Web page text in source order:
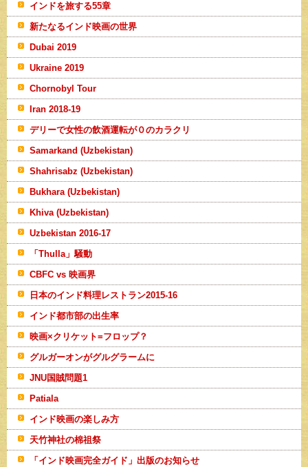
インドを旅する55章
新たなるインド映画の世界
Dubai 2019
Ukraine 2019
Chornobyl Tour
Iran 2018-19
デリーで女性の飲酒運転が０のカラクリ
Samarkand (Uzbekistan)
Shahrisabz (Uzbekistan)
Bukhara (Uzbekistan)
Khiva (Uzbekistan)
Uzbekistan 2016-17
「Thulla」騒動
CBFC vs 映画界
日本のインド料理レストラン2015-16
インド都市部の出生率
映画×クリケット=フロップ？
グルガーオンがグルグラームに
JNU国賊問題1
Patiala
インド映画の楽しみ方
天竹神社の棉祖祭
「インド映画完全ガイド」出版のお知らせ